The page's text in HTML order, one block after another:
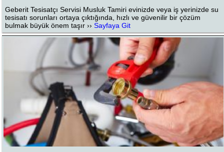
Geberit Tesisatçı Servisi Musluk Tamiri evinizde veya iş yerinizde su
tesisatı sorunları ortaya çıktığında, hızlı ve güvenilir bir çözüm
bulmak büyük önem taşır ››Sayfaya Git